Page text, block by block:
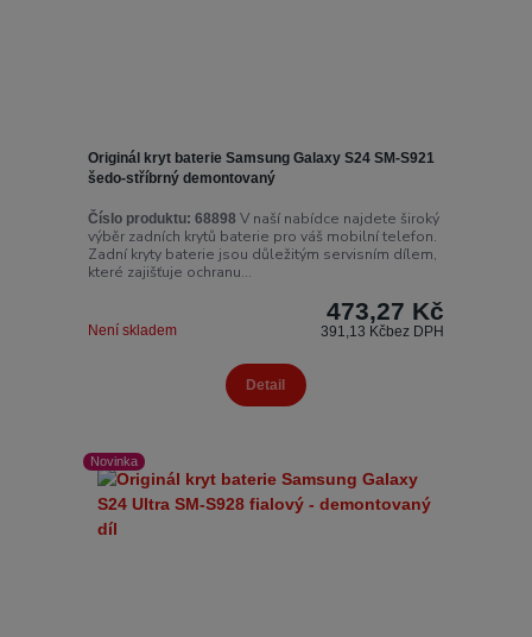
Originál kryt baterie Samsung Galaxy S24 SM-S921
šedo-stříbrný demontovaný
Číslo produktu: 68898 V naší nabídce najdete široký
výběr zadních krytů baterie pro váš mobilní telefon.
Zadní kryty baterie jsou důležitým servisním dílem,
které zajišťuje ochranu...
473,27 Kč
391,13 Kčbez DPH
Není skladem
Detail
Novinka